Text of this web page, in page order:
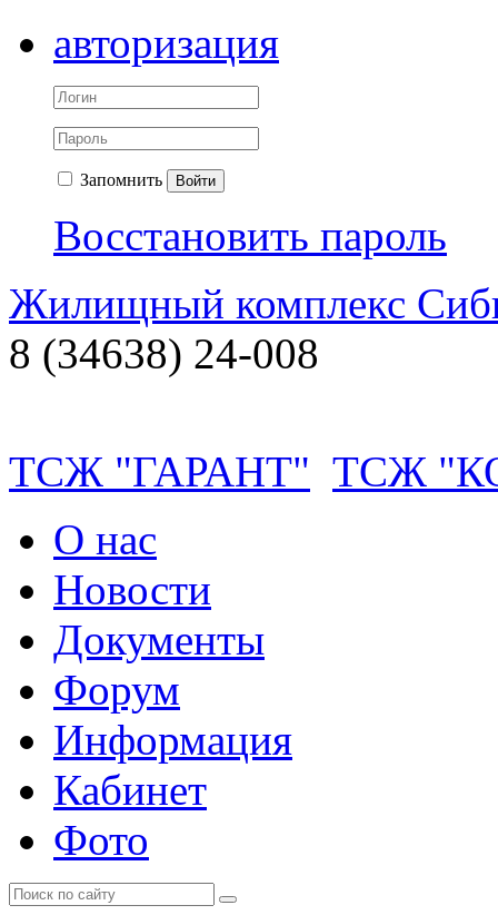
авторизация
Запомнить Войти
Восстановить пароль
Жилищный комплекс
8 (34638) 24-008
ТСЖ "ГАРАНТ" ТСЖ
О нас
Новости
Документы
Форум
Информация
Кабинет
Фото